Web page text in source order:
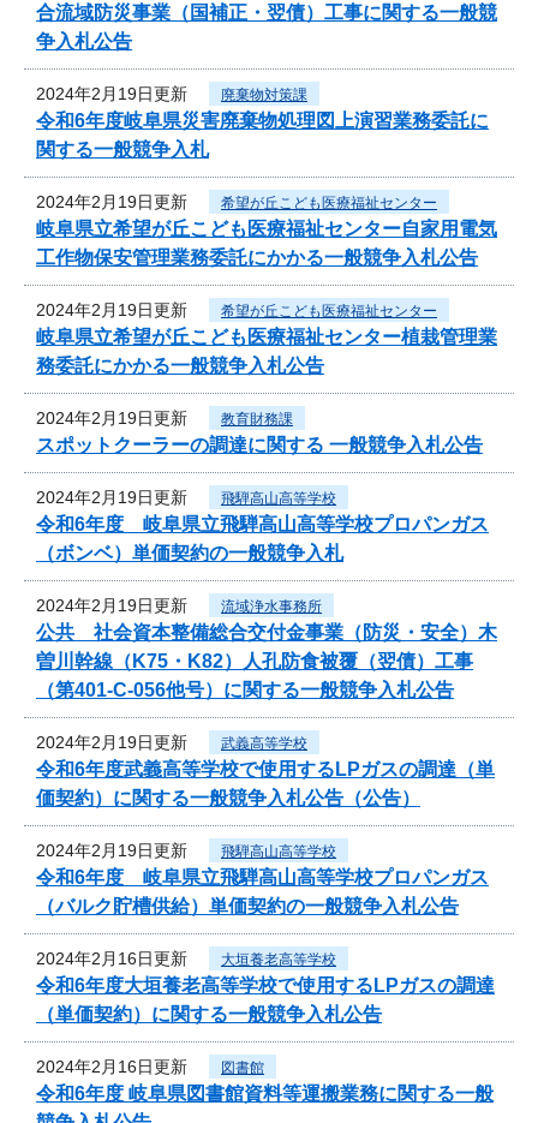
合流域防災事業（国補正・翌債）工事に関する一般競
争入札公告
2024年2月19日更新 廃棄物対策課
令和6年度岐阜県災害廃棄物処理図上演習業務委託に
関する一般競争入札
2024年2月19日更新 希望が丘こども医療福祉センター
岐阜県立希望が丘こども医療福祉センター自家用電気
工作物保安管理業務委託にかかる一般競争入札公告
2024年2月19日更新 希望が丘こども医療福祉センター
岐阜県立希望が丘こども医療福祉センター植栽管理業
務委託にかかる一般競争入札公告
2024年2月19日更新 教育財務課
スポットクーラーの調達に関する 一般競争入札公告
2024年2月19日更新 飛騨高山高等学校
令和6年度 岐阜県立飛騨高山高等学校プロパンガス
（ボンベ）単価契約の一般競争入札
2024年2月19日更新 流域浄水事務所
公共 社会資本整備総合交付金事業（防災・安全）木
曽川幹線（K75・K82）人孔防食被覆（翌債）工事
（第401-C-056他号）に関する一般競争入札公告
2024年2月19日更新 武義高等学校
令和6年度武義高等学校で使用するLPガスの調達（単
価契約）に関する一般競争入札公告（公告）
2024年2月19日更新 飛騨高山高等学校
令和6年度 岐阜県立飛騨高山高等学校プロパンガス
（バルク貯槽供給）単価契約の一般競争入札公告
2024年2月16日更新 大垣養老高等学校
令和6年度大垣養老高等学校で使用するLPガスの調達
（単価契約）に関する一般競争入札公告
2024年2月16日更新 図書館
令和6年度 岐阜県図書館資料等運搬業務に関する一般